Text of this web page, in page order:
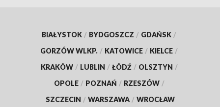
BIAŁYSTOK / BYDGOSZCZ / GDAŃSK /
GORZÓW WLKP. / KATOWICE / KIELCE /
KRAKÓW / LUBLIN / ŁÓDŹ / OLSZTYN /
OPOLE / POZNAŃ / RZESZÓW /
SZCZECIN / WARSZAWA / WROCŁAW